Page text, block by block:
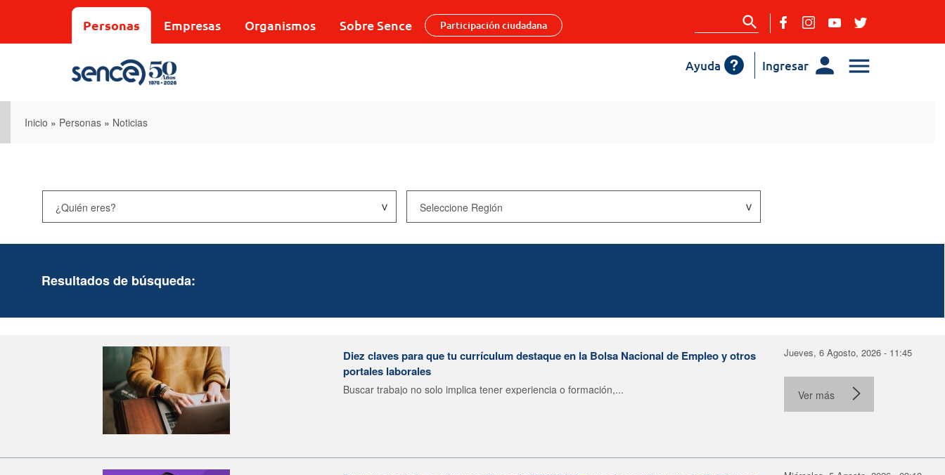
Personas Empresas Organismos Sobre Sence Participación ciudadana
Ingresar
Ayuda
Inicio » Personas » Noticias
Resultados de búsqueda:
Diez claves para que tu currículum destaque en la Bolsa Nacional de Empleo y otros
portales laborales
Buscar trabajo no solo implica tener experiencia o formación,...
Jueves, 6 Agosto, 2026 - 11:45
Ver más